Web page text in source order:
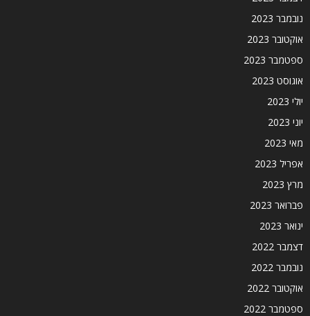
נובמבר 2023
אוקטובר 2023
ספטמבר 2023
אוגוסט 2023
יולי 2023
יוני 2023
מאי 2023
אפריל 2023
מרץ 2023
פברואר 2023
ינואר 2023
דצמבר 2022
נובמבר 2022
אוקטובר 2022
ספטמבר 2022